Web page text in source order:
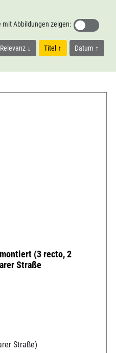
Relevanz Titel Datum
mit Abbildungen zeigen:
(3 recto, 2
Straße
Straße)